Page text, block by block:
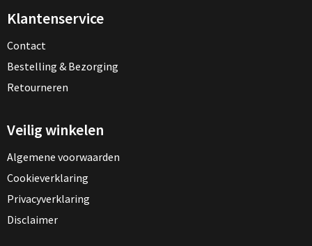
Klantenservice
Contact
Bestelling & Bezorging
Retourneren
Veilig winkelen
Algemene voorwaarden
Cookieverklaring
Privacyverklaring
Disclaimer